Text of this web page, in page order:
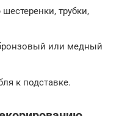
трубки,
или медный
к подставке.